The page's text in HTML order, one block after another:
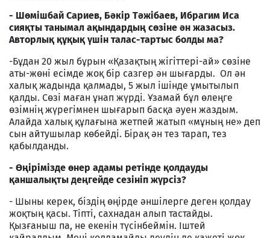
- Шөмішбай Сариев, Бәкір Тәжібаев, Ибрагим Иса
сияқты танымал ақындардың сөзіне ән жазасыз.
Авторлық құқық үшін талас-тартыс болды ма?
-Бұдан 20 жыл бұрын «Қазақтың жігіттері-ай» сөзіне
аты-жөні есімде жоқ бір сазгер ән шығарды. Ол ән
халық жадында қалмады, 5 жыл ішінде ұмытылып
қалды. Сөзі маған ұнап жүрді. Ұзамай бұл өлеңге
өзімнің жүрегімнен шығарып басқа әуен жаздым.
Алайда халық құлағына жетпей жатып «мұның не» деп
сын айтушылар көбейді. Бірақ ән тез тарап, тез
қабылданды.
- Өңірімізде өнер адамы ретінде қолдауды
қаншалықты деңгейде сезініп жүрсіз?
- Шыны керек, біздің өңірде әншілерге деген қолдау
жоқтың қасы. Тіпті, сахнадан алып тастайды.
Қызғаныш па, не екенін түсінбеймін. Іштей